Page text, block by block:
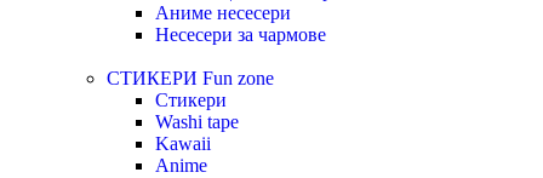
Аниме несесери
Несесери за чармове
СТИКЕРИ Fun zone
Стикери
Washi tape
Kawaii
Anime